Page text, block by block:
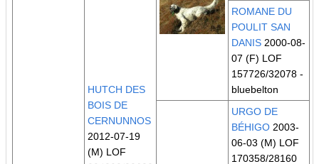
HUTCH DES
BOIS DE
CERNUNNOS
2012-07-19
(M) LOF
ROMANE DU
POULIT SAN
DANIS 2000-08-
07 (F) LOF
157726/32078 -
bluebelton
URGO DE
BÉHIGO 2003-
06-03 (M) LOF
170358/28160